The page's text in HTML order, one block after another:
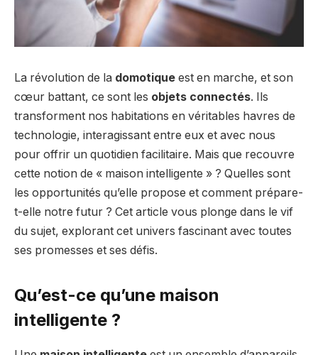
La révolution de la domotique est en marche, et son
cœur battant, ce sont les objets connectés. Ils
transforment nos habitations en véritables havres de
technologie, interagissant entre eux et avec nous
pour offrir un quotidien facilitaire. Mais que recouvre
cette notion de « maison intelligente » ? Quelles sont
les opportunités qu’elle propose et comment prépare-
t-elle notre futur ? Cet article vous plonge dans le vif
du sujet, explorant cet univers fascinant avec toutes
ses promesses et ses défis.
Qu’est-ce qu’une maison
intelligente ?